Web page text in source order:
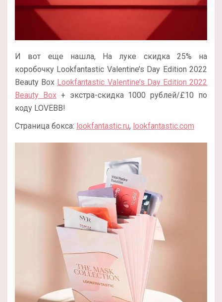
И вот еще нашла, На луке скидка 25% на
коробочку Lookfantastic Valentine’s Day Edition 2022
Beauty Box Lookfantastic Valentine’s Day Edition 2022
Beauty Box+ экстра-скидка 1000 рублей/£10 по
коду LOVEBB!
Страница бокса: lookfantastic.ru, lookfantastic.com